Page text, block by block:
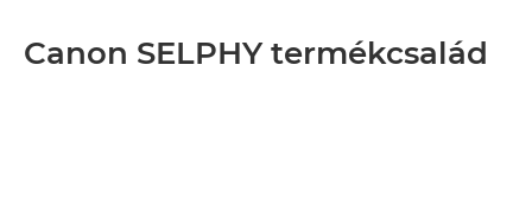
Canon SELPHY termékcsalád